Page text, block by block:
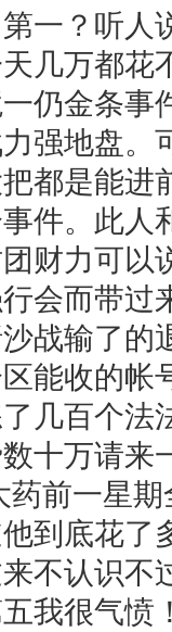
一？听人
几万都花
仍金条事
强地盘。
都是能进
件。此人
财力可以
会而带过
战输了的
能收的帐
几百个法
十万请来
前一星
到底花了
不认识不
我很气愤